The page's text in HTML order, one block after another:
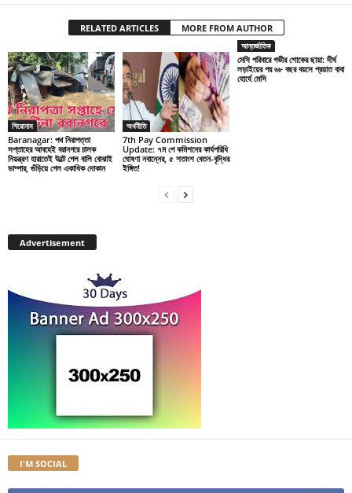
RELATED ARTICLES MORE FROM AUTHOR
শিরোনাম
Baranagar: পথ নিরাপত্তা
সপ্তাহের আবহেই বরানগরে চালক
নিয়ন্ত্রণ হারাতেই উল্টে গেল বালি বোঝাই
ডাম্পার, গুঁড়িয়ে গেল একাধিক দোকান
অর্থনীতি
7th Pay Commission
Update: ৭ম পে কমিশনের কার্যপরিধি
ঘোষণা নবান্নের, ৫ শতাংশ বেতন-বৃদ্ধির
ইঙ্গিত!
আন্তর্জাতিক
মেসি পরিবারে গভীর শোকের ছায়া: দীর্ঘ
লড়াইয়ের পর ৬৮ বছর বয়সে প্রয়াত বাবা
হোর্হে মেসি
Advertisement
I'M SOCIAL